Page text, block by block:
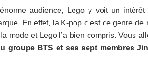
audience, Lego y voit un intérêt
En effet, la K-pop c’est ce genre
mode et Lego l’a bien compris. Vous
groupe BTS et ses sept membres